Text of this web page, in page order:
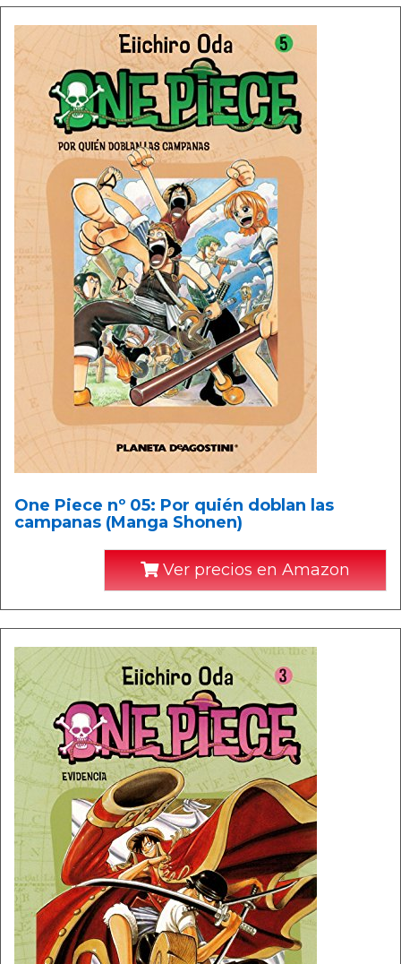
One Piece nº 05: Por quién doblan las
campanas (Manga Shonen)
Ver precios en Amazon